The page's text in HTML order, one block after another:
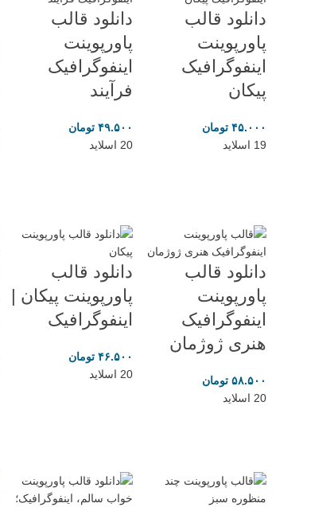
دانلود قالب
پاورپوینت
اینفوگرافیک
پیکان
۴۵.۰۰۰ تومان
19 اسلاید
دانلود قالب
پاورپوینت
اینفوگرافیک
فرآیند
۴۹.۵۰۰ تومان
20 اسلاید
دانلود قالب
پاورپوینت
اینفوگرافیک
هنری ژوژمان
۵۸.۵۰۰ تومان
20 اسلاید
دانلود قالب
پاورپوینت پیکان |
اینفوگرافیک
۴۶.۵۰۰ تومان
20 اسلاید